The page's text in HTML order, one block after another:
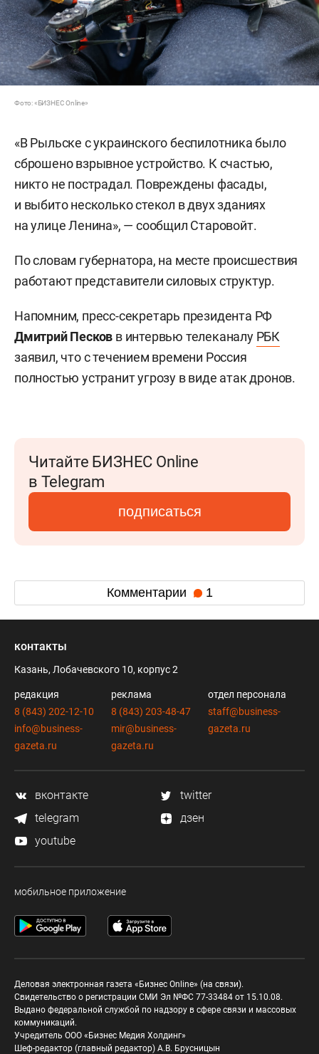
Фото: «БИЗНЕС Online»
«В Рыльске с украинского беспилотника было
сброшено взрывное устройство. К счастью,
никто не пострадал. Повреждены фасады,
и выбито несколько стекол в двух зданиях
на улице Ленина», — сообщил Старовойт.
По словам губернатора, на месте происшествия
работают представители силовых структур.
Напомним, пресс-секретарь президента РФ
Дмитрий Песков в интервью телеканалу РБК
заявил, что с течением времени Россия
полностью устранит угрозу в виде атак дронов.
Читайте БИЗНЕС Online
в Telegram
подписаться
Комментарии 1
контакты
Казань, Лобачевского 10, корпус 2
редакция
8 (843) 202-12-10
info@business-
gazeta.ru
реклама
8 (843) 203-48-47
mir@business-
gazeta.ru
отдел персонала
staff@business-
gazeta.ru
вконтакте
twitter
telegram
дзен
youtube
мобильное приложение
Деловая электронная газета «Бизнес Online» (на связи).
Свидетельство о регистрации СМИ Эл №ФС 77-33484 от 15.10.08.
Выдано федеральной службой по надзору в сфере связи и массовых
коммуникаций.
Учредитель ООО «Бизнес Медия Холдинг»
Шеф-редактор (главный редактор) А.В. Брусницын